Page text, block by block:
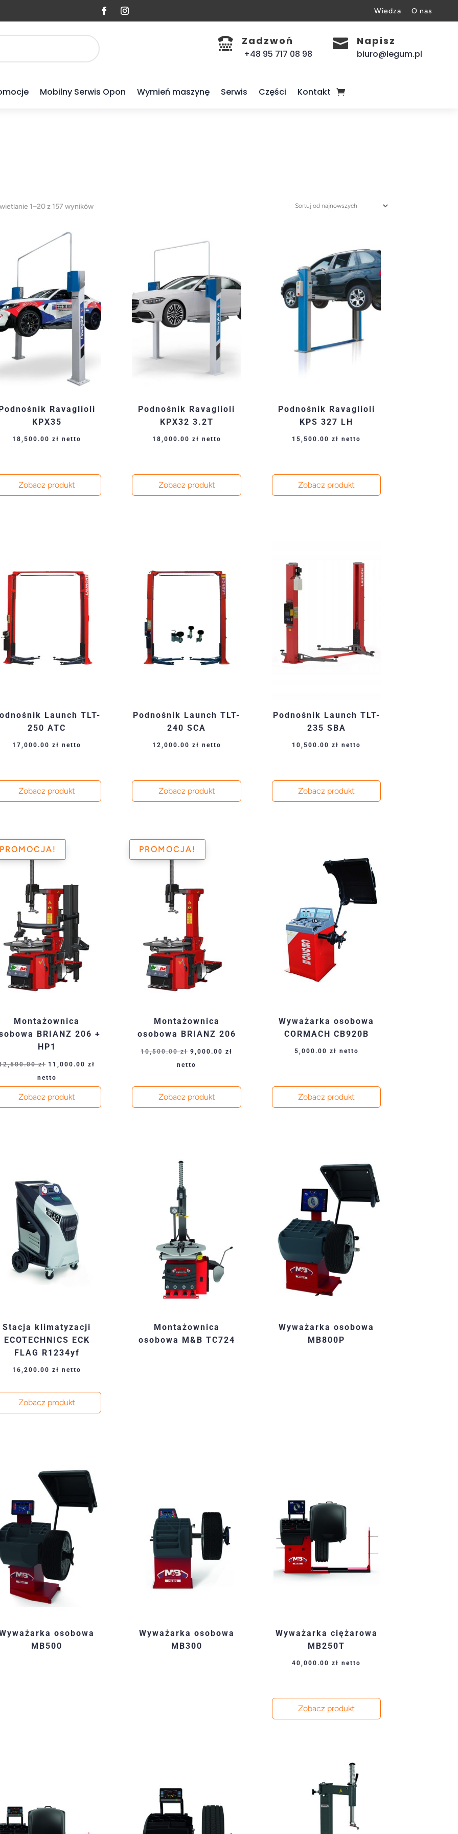
Wiedza O nas
 Zadzwoń
+48 95 717 08 98
 Napisz
biuro@legum.pl
Mobilny Serwis Opon Wymień maszynę Serwis Części Kontakt
1–20 z 157 wynikówPosortowane
Ravaglioli
KPX35
18,500.00zł netto
Zobacz produkt
Podnośnik Ravaglioli
KPX32 3.2T
18,000.00 zł netto
Zobacz produkt
Podnośnik Ravaglioli
KPS 327 LH
15,500.00zł netto
Zobacz produkt
Launch TLT-
250 ATC
17,000.00zł netto
Zobacz produkt
Podnośnik Launch TLT-
240 SCA
12,000.00 zł netto
Zobacz produkt
Podnośnik Launch TLT-
235 SBA
10,500.00zł netto
Zobacz produkt
Montażownica
BRIANZ 206 +
HP1
zł Pierwotna
cena
12,500.00 zł.
11,000.00zł
wynosi:
11,000.00 zł.
netto
Zobacz produkt
PROMOCJA!
Montażownica
osobowa BRIANZ 206
10,500.00zł Pierwotna
cena
9,000.00zł
9,000.00 zł.
netto
Zobacz produkt
Wyważarka osobowa
CORMACH CB920B
5,000.00 zł netto
Zobacz produkt
Stacja klimatyzacji
ECOTECHNICS ECK
FLAG R1234yf
16,200.00zł netto
Zobacz produkt
Montażownica
osobowa M&B TC724
Wyważarka osobowa
MB800P
osobowa
MB500
Wyważarka osobowa
MB300
Wyważarka ciężarowa
MB250T
40,000.00zł netto
Zobacz produkt